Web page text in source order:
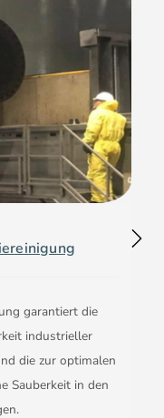
garantiert die
industrieller
die zur optimalen
Sauberkeit in den